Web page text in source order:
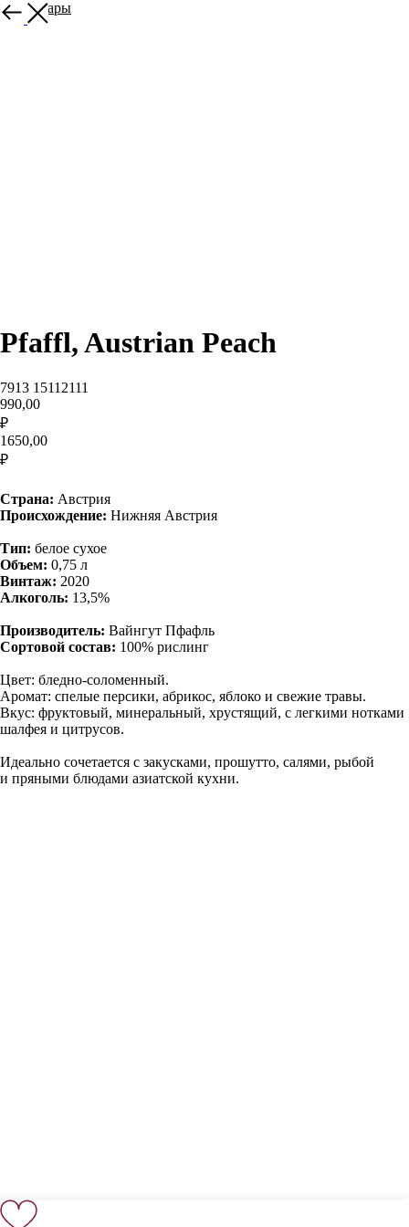
Все товары
Pfaffl, Austrian Peach
7913 15112111
990,00
₽
1650,00
₽
Страна: Австрия
Происхождение: Нижняя Австрия
Тип: белое сухое
Объем: 0,75 л
Винтаж: 2020
Алкоголь: 13,5%
Производитель: Вайнгут Пфафль
Сортовой состав: 100% рислинг
Цвет: бледно-соломенный.
Аромат: спелые персики, абрикос, яблоко и свежие травы.
Вкус: фруктовый, минеральный, хрустящий, с легкими нотками
шалфея и цитрусов.
Идеально сочетается с закусками, прошутто, салями, рыбой
и пряными блюдами азиатской кухни.